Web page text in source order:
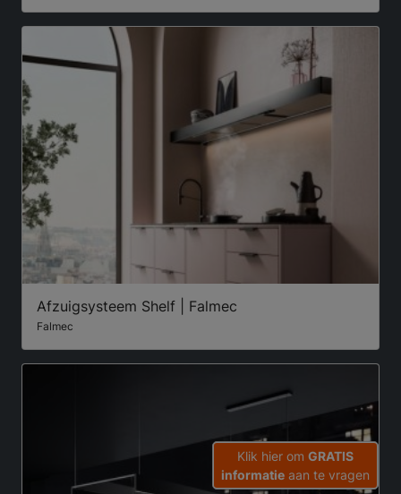
Afzuigsysteem Shelf | Falmec
Falmec
Klik hier om GRATIS
informatie aan te vragen